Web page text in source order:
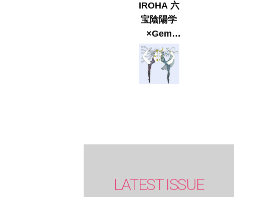
IROHA 六
宝陰陽学
×Gem
Muse
【GLITTER
2023
LATEST ISSUE